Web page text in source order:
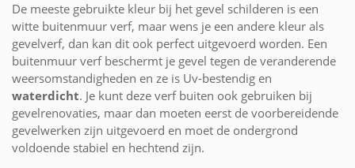
De meeste gebruikte kleur bij het gevel schilderen is een
witte buitenmuur verf, maar wens je een andere kleur als
gevelverf, dan kan dit ook perfect uitgevoerd worden. Een
buitenmuur verf beschermt je gevel tegen de veranderende
weersomstandigheden en ze is Uv-bestendig en
waterdicht. Je kunt deze verf buiten ook gebruiken bij
gevelrenovaties, maar dan moeten eerst de voorbereidende
gevelwerken zijn uitgevoerd en moet de ondergrond
voldoende stabiel en hechtend zijn.